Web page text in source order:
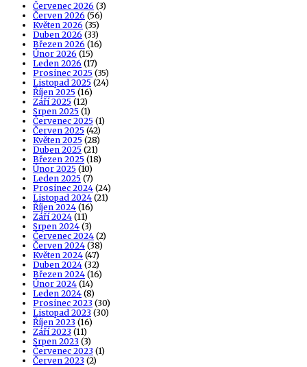
Červenec 2026 (3)
Červen 2026 (56)
Květen 2026 (35)
Duben 2026 (33)
Březen 2026 (16)
Únor 2026 (15)
Leden 2026 (17)
Prosinec 2025 (35)
Listopad 2025 (24)
Říjen 2025 (16)
Září 2025 (12)
Srpen 2025 (1)
Červenec 2025 (1)
Červen 2025 (42)
Květen 2025 (28)
Duben 2025 (21)
Březen 2025 (18)
Únor 2025 (10)
Leden 2025 (7)
Prosinec 2024 (24)
Listopad 2024 (21)
Říjen 2024 (16)
Září 2024 (11)
Srpen 2024 (3)
Červenec 2024 (2)
Červen 2024 (38)
Květen 2024 (47)
Duben 2024 (32)
Březen 2024 (16)
Únor 2024 (14)
Leden 2024 (8)
Prosinec 2023 (30)
Listopad 2023 (30)
Říjen 2023 (16)
Září 2023 (11)
Srpen 2023 (3)
Červenec 2023 (1)
Červen 2023 (2)